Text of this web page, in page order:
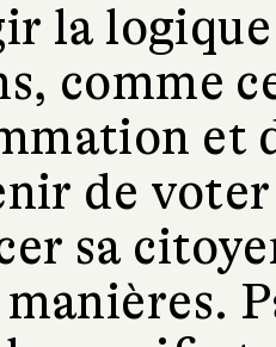
la
comme
et
de
sa